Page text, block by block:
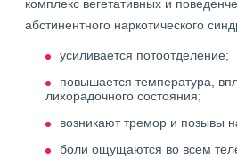
комплекс вегетативных и
абстинентного наркотического
усиливается потоотделение;
повышается температура,
лихорадочного состояния;
возникают тремор и позывы
боли ощущаются во всем